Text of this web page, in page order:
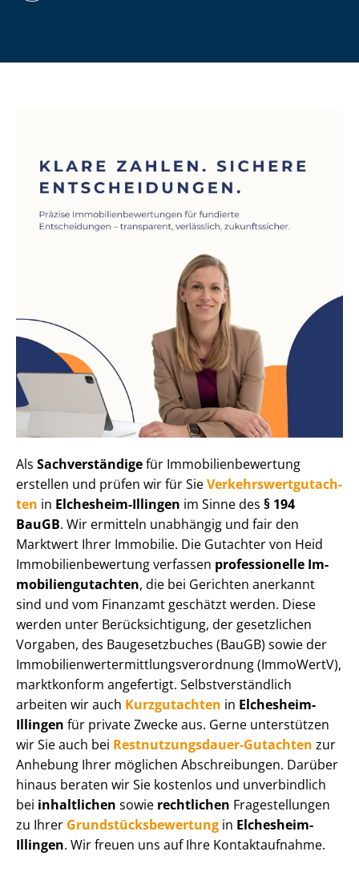
Als Sachverständigefür Im­mo­bi­li­en­be­wer­tung
erstellen und prüfen wir für SieVer­kehrs­wert­gut­ach­
ten in Elchesheim-Illingen im Sinne des § 194
BauGB. Wir ermitteln unabhängig und fair den
Marktwert Ihrer Immobilie. Die Gutachter von Heid
Im­mo­bi­li­en­be­wer­tung verfassen professionelle Im­
mo­bi­li­en­gut­ach­ten, die bei Gerichten anerkannt
sind und vom Finanzamt geschätzt werden. Diese
werden unter Be­rück­sich­ti­gung, der gesetzlichen
Vorgaben, des Baugesetzbuches (BauGB) sowie der
Im­mo­bi­li­en­wert­ermitt­lungs­ver­ord­nung (ImmoWertV),
marktkonform angefertigt. Selbst­ver­ständ­lich
arbeiten wir auch Kurzgutachten in Elchesheim-
Illingen für private Zwecke aus. Gerne unterstützen
wir Sie auch bei Rest­nut­zungs­dau­er-Gutachten zur
Anhebung Ihrer möglichen Abschreibungen. Darüber
hinaus beraten wir Sie kostenlos und unverbindlich
bei inhaltlichen sowie rechtlichen Fragestellungen
zu Ihrer Grund­stücks­be­wer­tung in Elchesheim-
Illingen. Wir freuen uns auf Ihre Kontaktaufnahme.